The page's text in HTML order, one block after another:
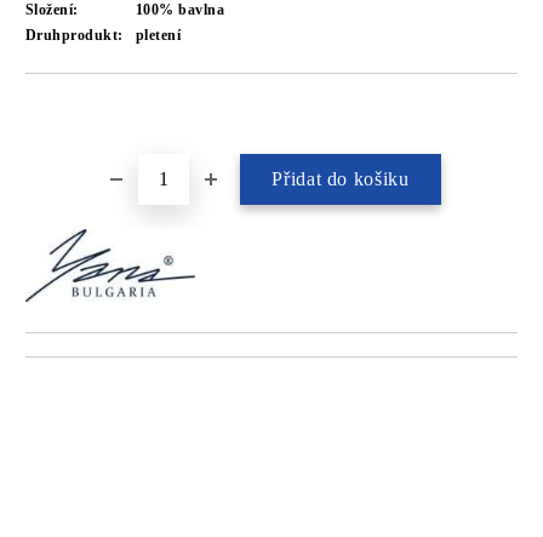
Složení:
100% bavlna
Druhprodukt:
pletení